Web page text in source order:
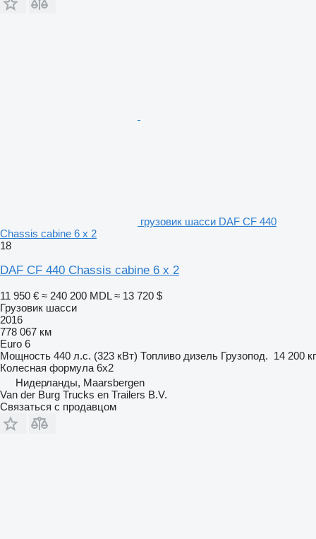
грузовик шасси DAF CF 440
Chassis cabine 6 x 2
18
DAF CF 440 Chassis cabine 6 x 2
11 950 € ≈ 240 200 MDL ≈ 13 720 $
Грузовик шасси
2016
778 067 км
Euro 6
Мощность 440 л.с. (323 кВт) Топливо дизель Грузопод. 14 200 кг
Колесная формула 6x2
Нидерланды, Maarsbergen
Van der Burg Trucks en Trailers B.V.
Связаться с продавцом